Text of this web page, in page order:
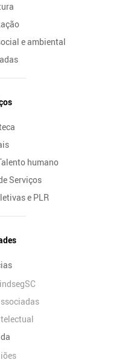
e ambiental
humano
Serviços
e PLR